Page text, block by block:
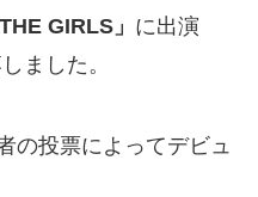
GIRLS」 に出演
ました。
の投票によってデビュ